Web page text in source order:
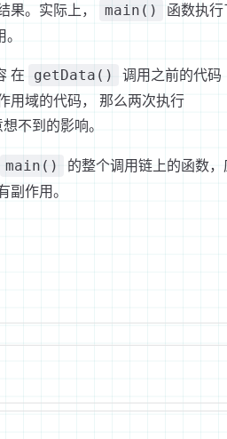
果。实际上， main()
函数执行
在 getData()
调用之前的代码
用域的代码， 那么两次执行
不到的影响。
main()
的整个调用链上的函数，
副作用。